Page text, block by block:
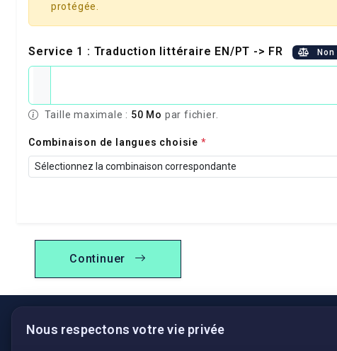
protégée.
Service 1 : Traduction littéraire EN/PT -> FR
Taille maximale : 50 Mo par fichier.
Combinaison de langues choisie *
Continuer
Nous respectons votre vie privée
LIENS UTILES